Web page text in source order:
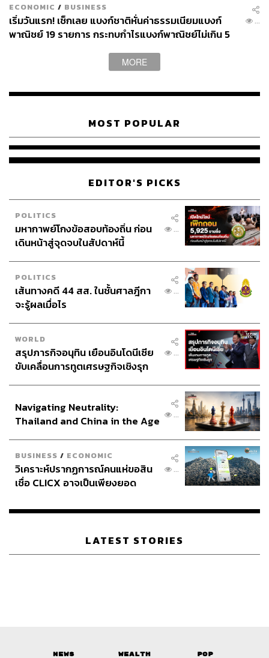
ECONOMIC / BUSINESS
เริ่มวันแรก! เช็กเลย แบงก์ชาติหั่นค่าธรรมเนียมแบงก์
พาณิชย์ 19 รายการ กระทบกำไรแบงก์พาณิชย์ไม่เกิน 5
...
MORE
MOST POPULAR
EDITOR'S PICKS
POLITICS
มหากาพย์โกงข้อสอบท้องถิ่น ก่อน
เดินหน้าสู่จุดจบในสัปดาห์นี้
...
POLITICS
เส้นทางคดี 44 สส. ในชั้นศาลฎีกา
จะรู้ผลเมื่อไร
...
WORLD
สรุปภารกิจอนุทิน เยือนอินโดนีเซีย
ขับเคลื่อนการทูตเศรษฐกิจเชิงรุก
...
Navigating Neutrality:
Thailand and China in the Age
...
BUSINESS / ECONOMIC
วิเคราะห์ปรากฏการณ์คนแห่ขอสิน
เชื่อ CLICX อาจเป็นเพียงยอด
เรือนไทยที่ถูกซุกไว้
...
LATEST STORIES
News Wealth Pop